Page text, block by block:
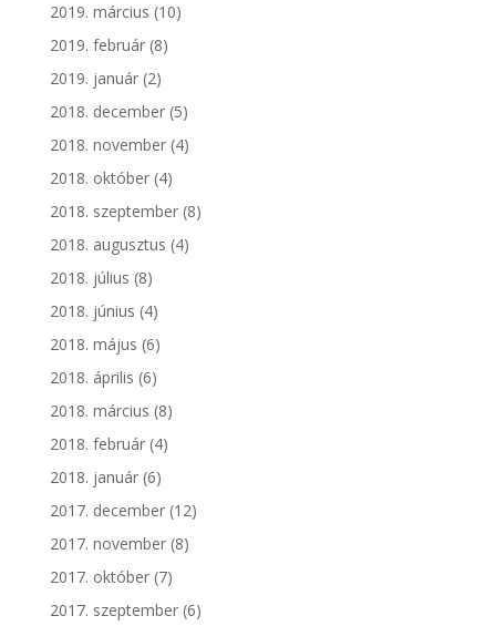
2019. március (10)
2019. február(8)
2019. január(2)
2018. december(5)
2018. november(4)
2018. október(4)
2018. szeptember(8)
2018. augusztus (4)
2018. július (8)
2018. június (4)
2018. május (6)
2018. április (6)
2018. március (8)
2018. február(4)
2018. január(6)
2017. december(12)
2017. november(8)
2017. október(7)
2017. szeptember(6)